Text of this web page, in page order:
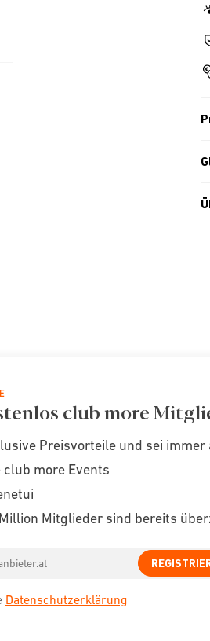
club more
Preisvorteile und sei
club more Events
Mitglieder sind bereits
Datenschutzerklärung